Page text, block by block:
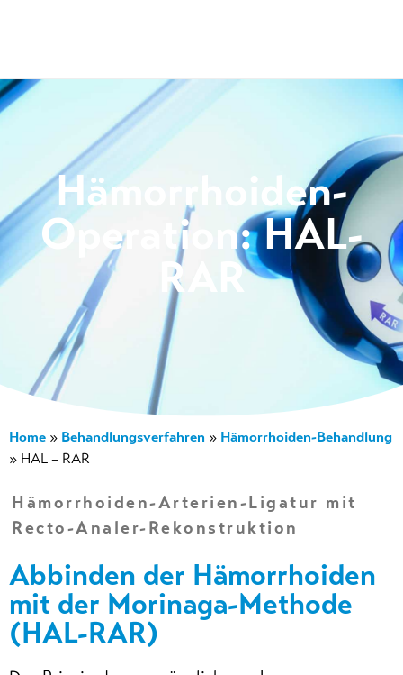
Hämorrhoiden-
Operation: HAL-
RAR
Home » Behandlungsverfahren » Hämorrhoiden-Behandlung
» HAL – RAR
Hämorrhoiden-Arterien-Ligatur mit
Recto-Analer-Rekonstruktion
Abbinden der Hämorrhoiden
mit der Morinaga-Methode
(HAL-RAR)